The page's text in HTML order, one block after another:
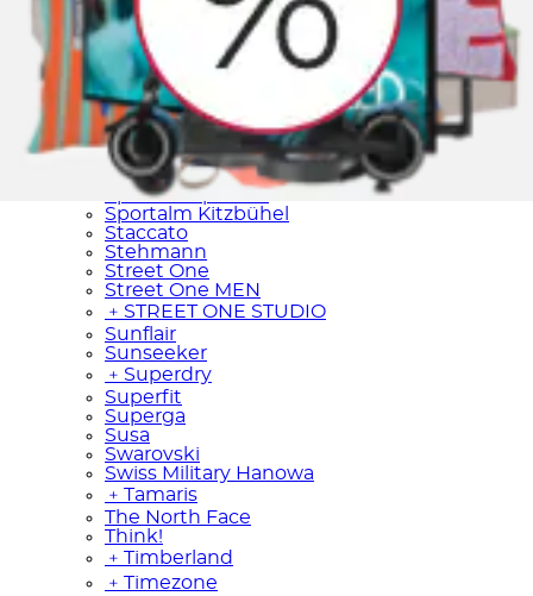
﹢
SIOUX
Skagen
﹢
Skechers
Skiny
Sloggi
Smart Jewel
﹢SOCCX
Soyaconcept
Spikes & Sparrow
Sportalm Kitzbühel
Staccato
Stehmann
Street One
Street One MEN
﹢ STREET ONE STUDIO
Sunflair
Sunseeker
﹢ Superdry
Superfit
Superga
Susa
Swarovski
Swiss Military Hanowa
﹢ Tamaris
The North Face
Think!
﹢ Timberland
﹢ Timezone